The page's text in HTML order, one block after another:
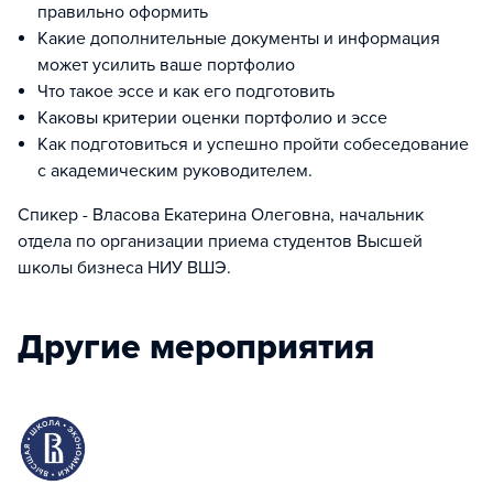
правильно оформить
Какие дополнительные документы и информация
может усилить ваше портфолио
Что такое эссе и как его подготовить
Каковы критерии оценки портфолио и эссе
Как подготовиться и успешно пройти собеседование
с академическим руководителем.
Спикер - Власова Екатерина Олеговна, начальник
отдела по организации приема студентов Высшей
школы бизнеса НИУ ВШЭ.
Другие мероприятия